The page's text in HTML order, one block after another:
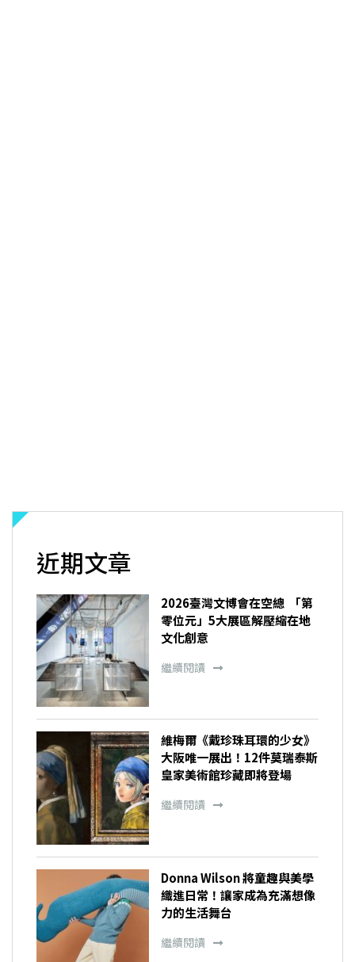
近期文章
2026臺灣文博會在空總 「第
零位元」5大展區解壓縮在地
文化創意
繼續閱讀
維梅爾《戴珍珠耳環的少女》
大阪唯一展出！12件莫瑞泰斯
皇家美術館珍藏即將登場
繼續閱讀
Donna Wilson 將童趣與美學
織進日常！讓家成為充滿想像
力的生活舞台
繼續閱讀